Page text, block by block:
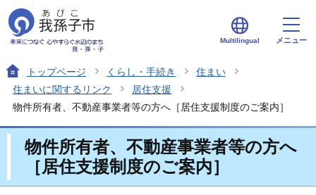
Multilingual メニュー
トップページ くらし・手続き
住まい
住まいに関するリンク
居住支援
物件所有者、不動産事業者等の方へ［居住支援制度のご案内］
物件所有者、不動産事業者等の方へ
［居住支援制度のご案内］